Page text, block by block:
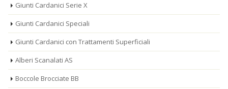
Giunti Cardanici Serie X
Giunti Cardanici Speciali
Giunti Cardanici con Trattamenti Superficiali
Alberi Scanalati AS
Boccole Brocciate BB